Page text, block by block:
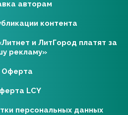
авторам
контента
и ЛитГород платят за
рекламу»
Оферта
LCY
персональных данных